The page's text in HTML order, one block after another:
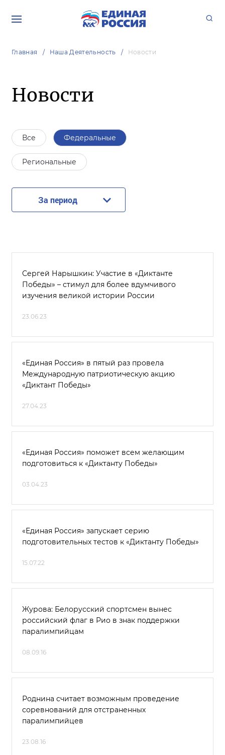
Главная Наша Деятельность Новости
Новости
Все Федеральные
Региональные
За период
Сергей Нарышкин: Участие в «Диктанте
Победы» – стимул для более вдумчивого
изучения великой истории России
23.06.23
«Единая Россия» в пятый раз провела
Международную патриотическую акцию
«Диктант Победы»
27.04.23
«Единая Россия» поможет всем желающим
подготовиться к «Диктанту Победы»
03.04.23
«Единая Россия» запускает серию
подготовительных тестов к «Диктанту Победы»
15.07.22
Журова: Белорусский спортсмен вынес
российский флаг в Рио в знак поддержки
паралимпийцам
08.09.16
Роднина считает возможным проведение
соревнований для отстраненных
паралимпийцев
23.08.16